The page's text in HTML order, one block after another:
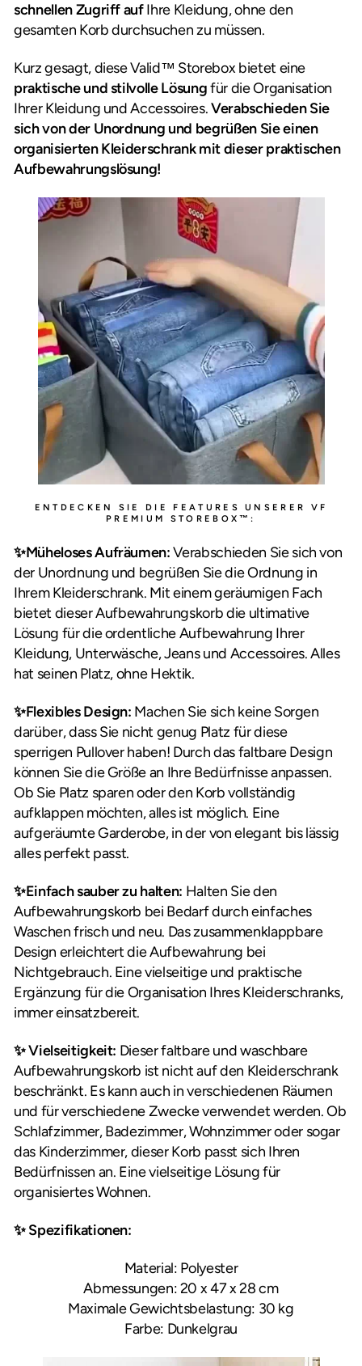
schnellen Zugriff aufIhre Kleidung, ohne den
gesamten Korb durchsuchen zu müssen.
Kurz gesagt, diese Valid™ Storebox bietet eine
praktische und stilvolle Lösungfür die Organisation
Ihrer Kleidung und Accessoires.Verabschieden Sie
sich von der Unordnung und begrüßen Sie einen
organisierten Kleiderschrank mit dieser praktischen
Aufbewahrungslösung!
ENTDECKEN SIE DIE FEATURES UNSERER VF
PREMIUM STOREBOX™:
✨Müheloses Aufräumen:Verabschieden Sie sich von
der Unordnung und begrüßen Sie die Ordnung in
Ihrem Kleiderschrank. Mit einem geräumigen Fach
bietet dieser Aufbewahrungskorb die ultimative
Lösung für die ordentliche Aufbewahrung Ihrer
Kleidung, Unterwäsche, Jeans und Accessoires. Alles
hat seinen Platz, ohne Hektik.
✨Flexibles Design: Machen Sie sich keine Sorgen
darüber, dass Sie nicht genug Platz für diese
sperrigen Pullover haben! Durch das faltbare Design
können Sie die Größe an Ihre Bedürfnisse anpassen.
Ob Sie Platz sparen oder den Korb vollständig
aufklappen möchten, alles ist möglich. Eine
aufgeräumte Garderobe, in der von elegant bis lässig
alles perfekt passt.
✨Einfach sauber zu halten: Halten Sie den
Aufbewahrungskorb bei Bedarf durch einfaches
Waschen frisch und neu. Das zusammenklappbare
Design erleichtert die Aufbewahrung bei
Nichtgebrauch. Eine vielseitige und praktische
Ergänzung für die Organisation Ihres Kleiderschranks,
immer einsatzbereit.
✨Vielseitigkeit: Dieser faltbare und waschbare
Aufbewahrungskorb ist nicht auf den Kleiderschrank
beschränkt. Es kann auch in verschiedenen Räumen
und für verschiedene Zwecke verwendet werden. Ob
Schlafzimmer, Badezimmer, Wohnzimmer oder sogar
das Kinderzimmer, dieser Korb passt sich Ihren
Bedürfnissen an. Eine vielseitige Lösung für
organisiertes Wohnen.
✨ Spezifikationen:
Material: Polyester
Abmessungen: 20 x 47 x 28 cm
Maximale Gewichtsbelastung: 30 kg
Farbe: Dunkelgrau